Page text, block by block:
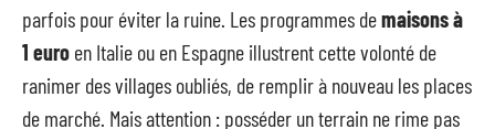
parfois pour éviter la ruine. Les programmes demaisons à
1 euro en Italie ou en Espagne illustrent cette volonté de
ranimer des villages oubliés, de remplir à nouveau les places
de marché. Mais attention : posséder un terrain ne rime pas